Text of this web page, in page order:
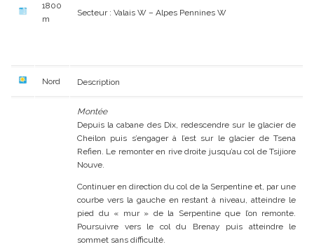
1800
m
Secteur : Valais W – Alpes Pennines W
Nord Description
Montée
Depuis la cabane des Dix, redescendre sur le glacier de
Cheilon puis s’engager à l’est sur le glacier de Tsena
Refien. Le remonter en rive droite jusqu’au col de Tsijiore
Nouve.
Continuer en direction du col de la Serpentine et, par une
courbe vers la gauche en restant à niveau, atteindre le
pied du « mur » de la Serpentine que l’on remonte.
Poursuivre vers le col du Brenay puis atteindre le
sommet sans difficulté.